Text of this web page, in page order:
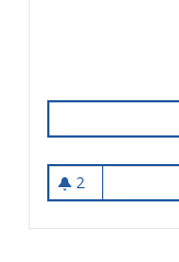
2
2 seuraajaa